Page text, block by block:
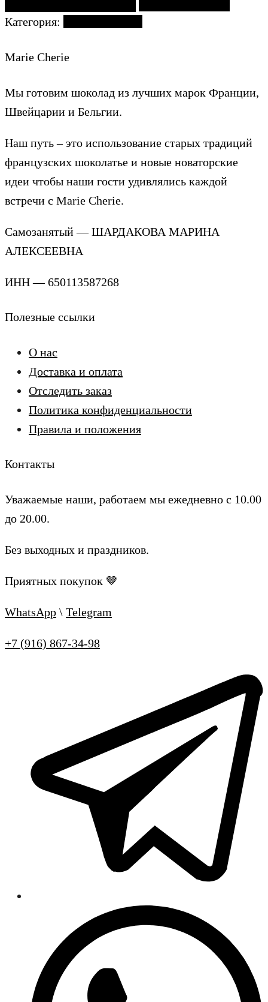
Категория:
Marie Cherie
Мы готовим шоколад из лучших марок Франции,
Швейцарии и Бельгии.
Наш путь – это использование старых традиций
французских шоколатье и новые новаторские
идеи чтобы наши гости удивлялись каждой
встречи с Marie Cherie.
Самозанятый — ШАРДАКОВА МАРИНА
АЛЕКСЕЕВНА
ИНН — 650113587268
Полезные ссылки
О нас
Доставка и оплата
Отследить заказ
Политика конфиденциальности
Правила и положения
Контакты
Уважаемые наши, работаем мы ежедневно с 10.00
до 20.00.
Без выходных и праздников.
Приятных покупок 🤎
WhatsApp \ Telegram
+7 (916) 867-34-98